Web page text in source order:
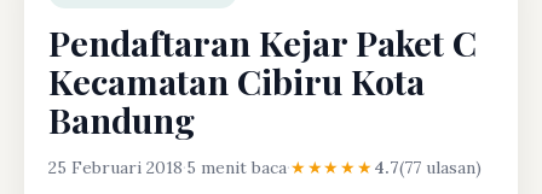
Pendaftaran Kejar Paket C
Kecamatan Cibiru Kota
Bandung
25 Februari 2018·5 menit baca·★★★★★4.7(77 ulasan)